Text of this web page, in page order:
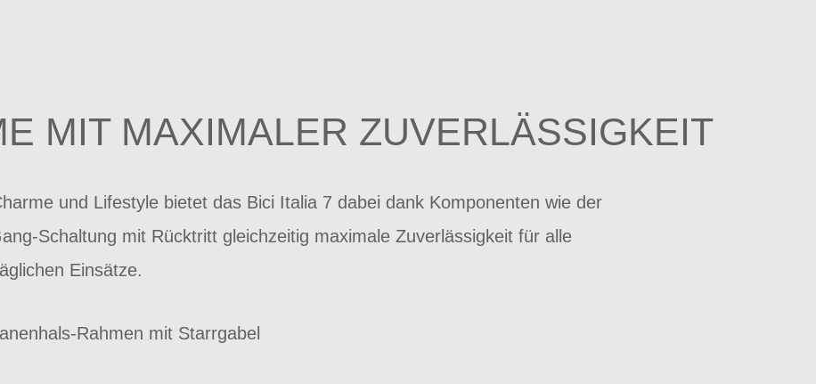
MIT MAXIMALER ZUVERLÄSSIGKEIT
und Lifestyle bietet das Bici Italia 7 dabei dank Komponenten wie der
Schaltung mit Rücktritt gleichzeitig maximale Zuverlässigkeit für alle
Einsätze.
Rahmen mit Starrgabel